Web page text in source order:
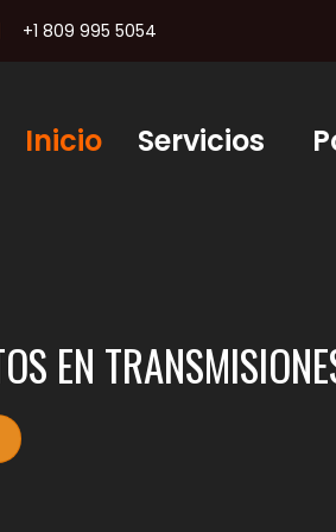
+1 809 995 5054
Inicio Servicios
EN